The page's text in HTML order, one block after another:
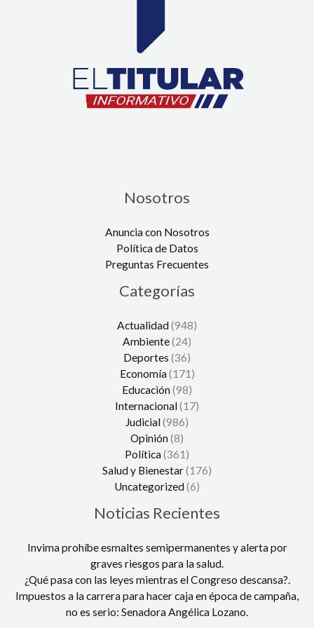
Nosotros
Anuncia con Nosotros
Política de Datos
Preguntas Frecuentes
Categorías
Actualidad(948)
Ambiente(24)
Deportes (36)
Economía(171)
Educación(98)
Internacional(17)
Judicial(986)
Opinión(8)
Política(361)
Salud y Bienestar(176)
Uncategorized(6)
Noticias Recientes
Invima prohíbe esmaltes semipermanentes y alerta por
graves riesgos para la salud.
¿Qué pasa con las leyes mientras el Congreso descansa?.
Impuestos a la carrera para hacer caja en época de campaña,
no es serio: Senadora Angélica Lozano.